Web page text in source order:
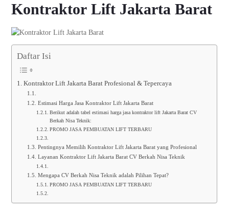
Kontraktor Lift Jakarta Barat
Daftar Isi
Kontraktor Lift Jakarta Barat Profesional & Tepercaya
Estimasi Harga Jasa Kontraktor Lift Jakarta Barat
Berikut adalah tabel estimasi harga jasa kontraktor lift Jakarta Barat CV
Berkah Nisa Teknik:
PROMO JASA PEMBUATAN LIFT TERBARU
Pentingnya Memilih Kontraktor Lift Jakarta Barat yang Profesional
Layanan Kontraktor Lift Jakarta Barat CV Berkah Nisa Teknik
Mengapa CV Berkah Nisa Teknik adalah Pilihan Tepat?
PROMO JASA PEMBUATAN LIFT TERBARU